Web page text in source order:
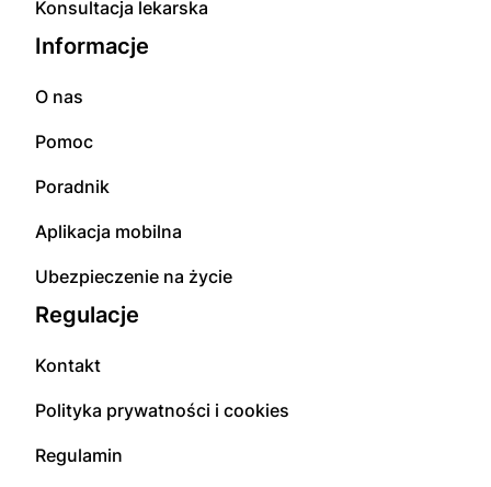
Konsultacja lekarska
Informacje
O nas
Pomoc
Poradnik
Aplikacja mobilna
Ubezpieczenie na życie
Regulacje
Kontakt
Polityka prywatności i cookies
Regulamin